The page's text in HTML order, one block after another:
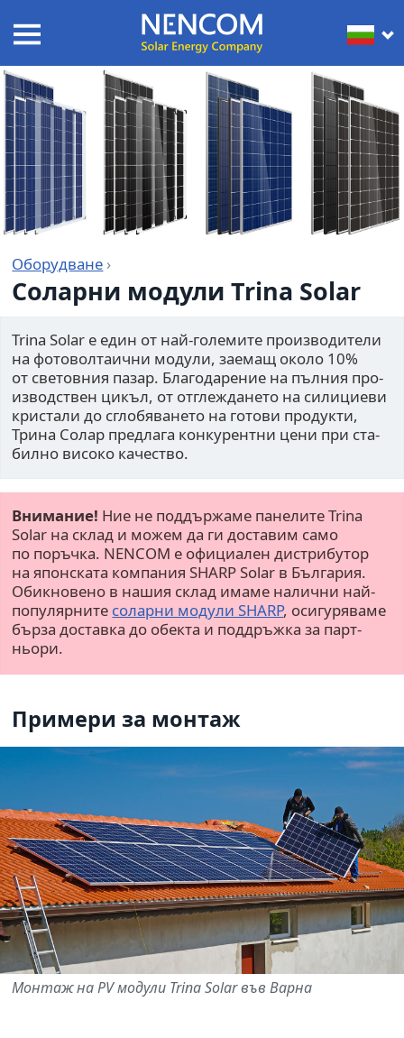
Оборудване ›
Соларни модули Trina Solar
Trina Solar е един от най-голе­мите про­из­во­ди­тели
на фото­вол­та­ични модули, заемащ около 10%
от све­тов­ния пазар. Благода­ре­ние на пълния про­
из­вод­ствен цикъл, от отг­леж­да­нето на сили­ци­еви
кри­стали до сгло­бя­ва­нето на готови про­дукти,
Трина Солар пред­лага кон­ку­рентни цени при ста­
билно високо каче­ство.
Внимание! Ние не поддъ­р­жаме пане­лите Trina
Solar на склад и можем да ги доста­вим само
по поръчка. NENCOM е офи­ци­а­лен дис­три­бу­тор
на япон­ската ком­па­ния SHARP Solar в България.
Обикно­вено в нашия склад имаме налични най-
популяр­ните соларни модули SHARP, оси­гу­ря­ваме
бърза доставка до обекта и под­дръжка за парт­
ньори.
Примери за монтаж
Монтаж на PV модули Trina Solar във Варна